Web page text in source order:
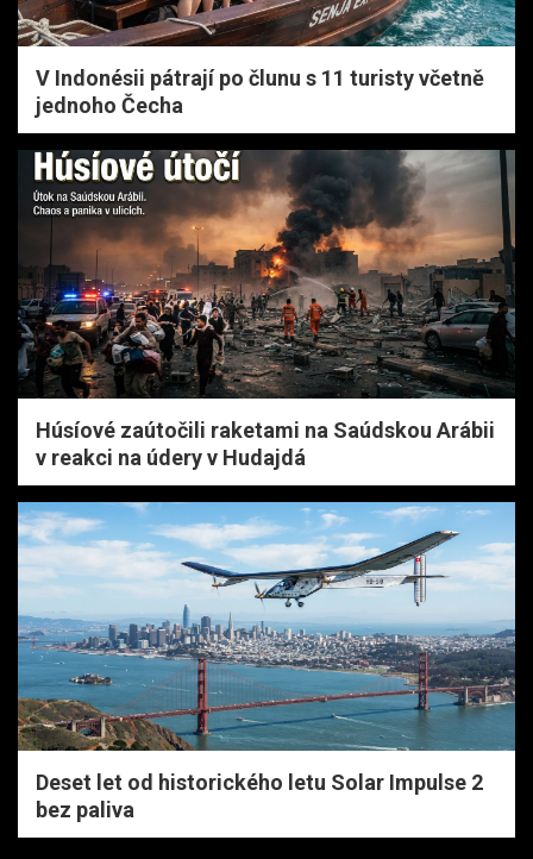
V Indonésii pátrají po člunu s 11 turisty včetně
jednoho Čecha
Húsíové zaútočili raketami na Saúdskou Arábii
v reakci na údery v Hudajdá
Deset let od historického letu Solar Impulse 2
bez paliva